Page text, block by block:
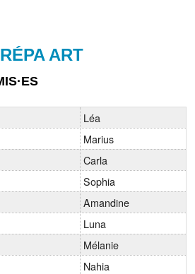
ART
Léa
Marius
Carla
Sophia
Amandine
Luna
Mélanie
Nahia